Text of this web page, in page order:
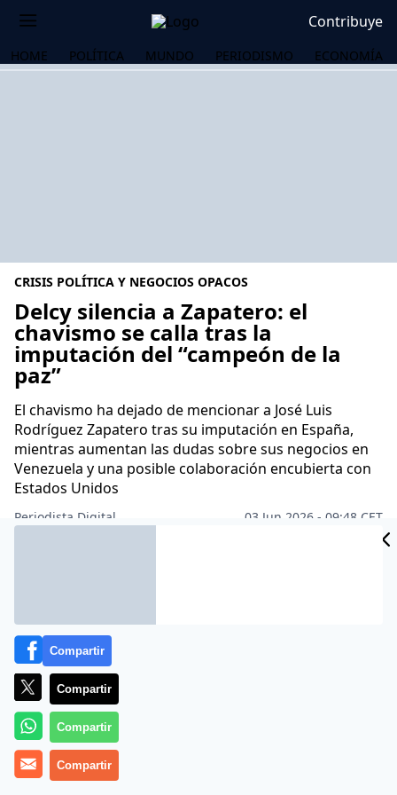
Contribuye
HOME POLÍTICA MUNDO PERIODISMO ECONOMÍA
CRISIS POLÍTICA Y NEGOCIOS OPACOS
Delcy silencia a Zapatero: el
chavismo se calla tras la
imputación del “campeón de la
paz”
El chavismo ha dejado de mencionar a José Luis
Rodríguez Zapatero tras su imputación en España,
mientras aumentan las dudas sobre sus negocios en
Venezuela y una posible colaboración encubierta con
Estados Unidos
Periodista Digital
03 Jun 2026 - 09:48 CET
JOSÉ LUIS
Compartir
Compartir
Compartir
Compartir